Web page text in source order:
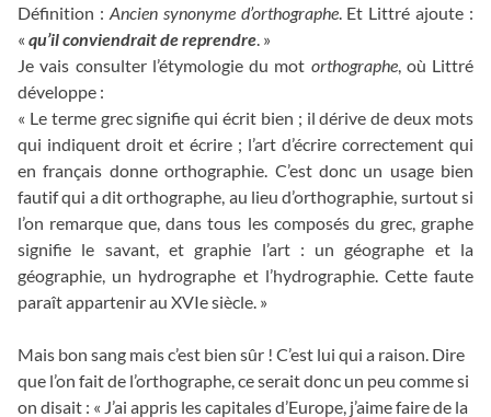
Définition : Ancien synonyme d’orthographe. Et Littré ajoute :
« qu’il conviendrait de reprendre . »
Je vais consulter l’étymologie du mot orthographe, où Littré
développe :
« Le terme grec signifie qui écrit bien ; il dérive de deux mots
qui indiquent droit et écrire ; l’art d’écrire correctement qui
en français donne orthographie. C’est donc un usage bien
fautif qui a dit orthographe, au lieu d’orthographie, surtout si
l’on remarque que, dans tous les composés du grec, graphe
signifie le savant, et graphie l’art : un géographe et la
géographie, un hydrographe et l’hydrographie. Cette faute
paraît appartenir au XVIe siècle. »
Mais bon sang mais c’est bien sûr ! C’est lui qui a raison. Dire
que l’on fait de l’orthographe, ce serait donc un peu comme si
on disait : « J’ai appris les capitales d’Europe, j’aime faire de la